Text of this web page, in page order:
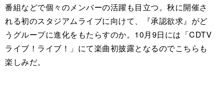
番組などで個々のメンバーの活躍も目立つ。秋に開催さ
れる初のスタジアムライブに向けて、『承認欲求』がど
うグループに進化をもたらすのか。10月9日には「CDTV
ライブ！ライブ！」にて楽曲初披露となるのでこちらも
楽しみだ。